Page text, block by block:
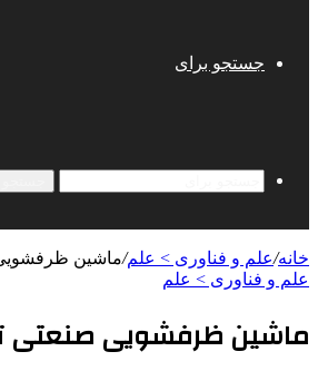
جستجو برای
خانه/علم و فناوری‌ > علم/ماشین ظرفشویی
علم و فناوری‌ > علم
ماشین ظرفشویی صنعتی